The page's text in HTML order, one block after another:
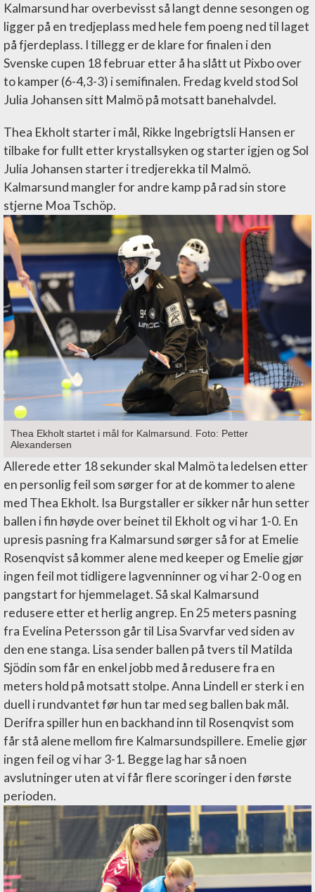
Kalmarsund har overbevisst så langt denne sesongen og
ligger på en tredjeplass med hele fem poeng ned til laget
på fjerdeplass. I tillegg er de klare for finalen i den
Svenske cupen 18 februar etter å ha slått ut Pixbo over
to kamper (6-4,3-3) i semifinalen. Fredag kveld stod Sol
Julia Johansen sitt Malmö på motsatt banehalvdel.
Thea Ekholt starter i mål, Rikke Ingebrigtsli Hansen er
tilbake for fullt etter krystallsyken og starter igjen og Sol
Julia Johansen starter i tredjerekka til Malmö.
Kalmarsund mangler for andre kamp på rad sin store
stjerne Moa Tschöp.
Thea Ekholt startet i mål for Kalmarsund. Foto: Petter
Alexandersen
Allerede etter 18 sekunder skal Malmö ta ledelsen etter
en personlig feil som sørger for at de kommer to alene
med Thea Ekholt. Isa Burgstaller er sikker når hun setter
ballen i fin høyde over beinet til Ekholt og vi har 1-0. En
upresis pasning fra Kalmarsund sørger så for at Emelie
Rosenqvist så kommer alene med keeper og Emelie gjør
ingen feil mot tidligere lagvenninner og vi har 2-0 og en
pangstart for hjemmelaget. Så skal Kalmarsund
redusere etter et herlig angrep. En 25 meters pasning
fra Evelina Petersson går til Lisa Svarvfar ved siden av
den ene stanga. Lisa sender ballen på tvers til Matilda
Sjödin som får en enkel jobb med å redusere fra en
meters hold på motsatt stolpe. Anna Lindell er sterk i en
duell i rundvantet før hun tar med seg ballen bak mål.
Derifra spiller hun en backhand inn til Rosenqvist som
får stå alene mellom fire Kalmarsundspillere. Emelie gjør
ingen feil og vi har 3-1. Begge lag har så noen
avslutninger uten at vi får flere scoringer i den første
perioden.